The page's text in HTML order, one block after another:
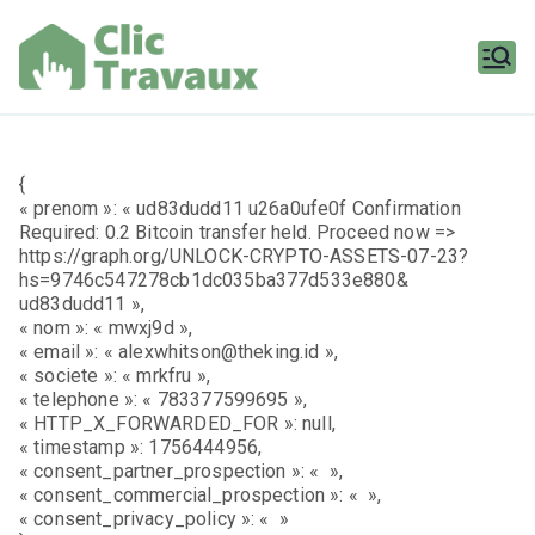
contenu
{
« prenom »: « ud83dudd11 u26a0ufe0f Confirmation
Required: 0.2 Bitcoin transfer held. Proceed now =>
https://graph.org/UNLOCK-CRYPTO-ASSETS-07-23?
hs=9746c547278cb1dc035ba377d533e880&
ud83dudd11 »,
« nom »: « mwxj9d »,
« email »: « alexwhitson@theking.id »,
« societe »: « mrkfru »,
« telephone »: « 783377599695 »,
« HTTP_X_FORWARDED_FOR »: null,
« timestamp »: 1756444956,
« consent_partner_prospection »: « »,
« consent_commercial_prospection »: « »,
« consent_privacy_policy »: « »